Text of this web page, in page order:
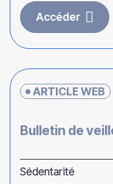
Accéder
ARTICLE WEB
Bulletin de
Sédentarité